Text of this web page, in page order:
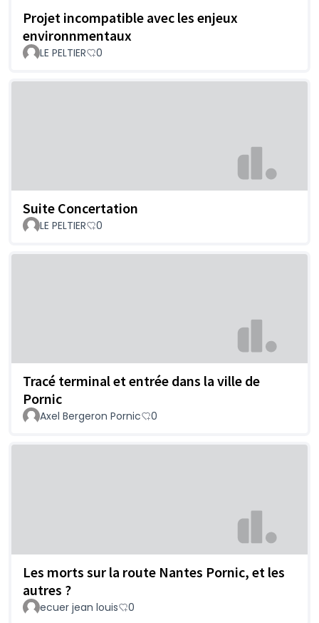
Projet incompatible avec les enjeux
environnmentaux
LE PELTIER 0
Suite Concertation
LE PELTIER 0
Tracé terminal et entrée dans la ville de
Pornic
Axel Bergeron Pornic 0
Les morts sur la route Nantes Pornic, et les
autres ?
ecuer jean louis 0